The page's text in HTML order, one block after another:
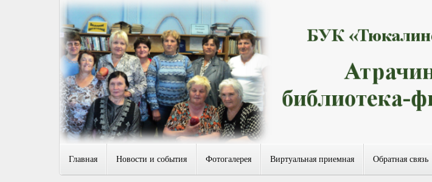
Главная Новости и события Фотогалерея Виртуальная приемная Обратная связь